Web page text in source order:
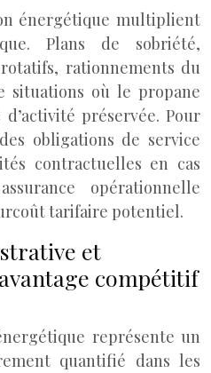
énergétique multiplient
Plans de sobriété,
rationnements du
situations où le propane
préservée. Pour
obligations de service
contractuelles en cas
opérationnelle
tarifaire potentiel.
et
compétitif
représente un
quantifié dans les